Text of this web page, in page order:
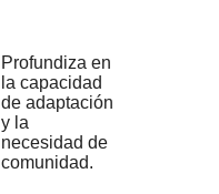
Profundiza en
la capacidad
de adaptación
y la
necesidad de
comunidad.